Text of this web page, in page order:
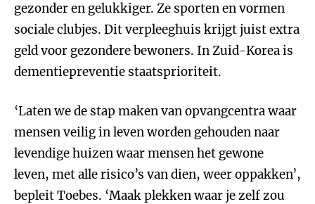
gezonder en gelukkiger. Ze sporten en vormen
sociale clubjes. Dit verpleeghuis krijgt juist extra
geld voor gezondere bewoners. In Zuid-Korea is
dementiepreventie staatsprioriteit.
‘Laten we de stap maken van opvangcentra waar
mensen veilig in leven worden gehouden naar
levendige huizen waar mensen het gewone
leven, met alle risico’s van dien, weer oppakken’,
bepleit Toebes. ‘Maak plekken waar je zelf zou